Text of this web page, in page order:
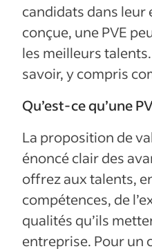
candidats dans leur
conçue, une PVE
les meilleurs
savoir, y compris
Qu’est-ce qu’une
La proposition de
énoncé clair des
offrez aux talents,
compétences, de
qualités qu’ils
entreprise. Pour un